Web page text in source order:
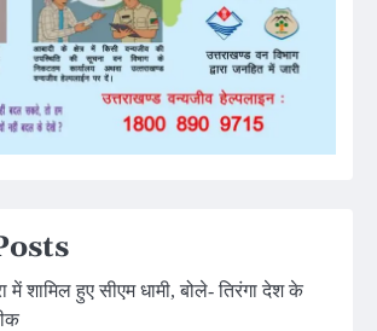
में शामिल हुए सीएम धामी, बोले- तिरंगा देश के